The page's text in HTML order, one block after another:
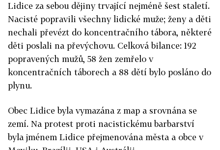
Lidice za sebou dějiny trvající nejméně šest staletí.
Nacisté popravili všechny lidické muže; ženy a děti
nechali převézt do koncentračního tábora, některé
děti poslali na převýchovu. Celková bilance: 192
popravených mužů, 58 žen zemřelo v
koncentračních táborech a 88 dětí bylo posláno do
plynu.
Obec Lidice byla vymazána z map a srovnána se
zemí. Na protest proti nacistickému barbarství
byla jménem Lidice přejmenována města a obce v